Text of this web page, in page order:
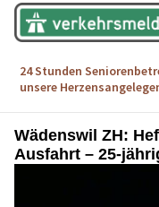
Wädenswil ZH:
Ausfahrt – 25-